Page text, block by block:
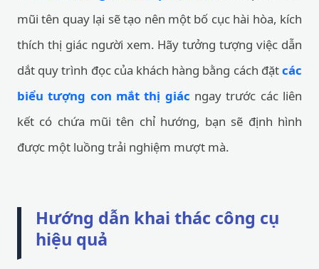
mũi tên quay lại sẽ tạo nên một bố cục hài hòa, kích
thích thị giác người xem. Hãy tưởng tượng việc dẫn
dắt quy trình đọc của khách hàng bằng cách đặtcác
biểu tượng con mắt thị giác ngay trước các liên
kết có chứa mũi tên chỉ hướng, bạn sẽ định hình
được một luồng trải nghiệm mượt mà.
Hướng dẫn khai thác công cụ
hiệu quả